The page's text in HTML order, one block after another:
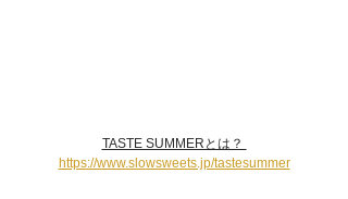
TASTE SUMMERとは？
https://www.slowsweets.jp/tastesummer